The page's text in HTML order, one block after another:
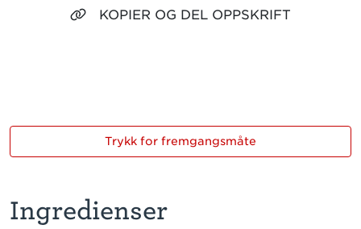
KOPIER OG DEL OPPSKRIFT
Ingredienser
Trykk for fremgangsmåte